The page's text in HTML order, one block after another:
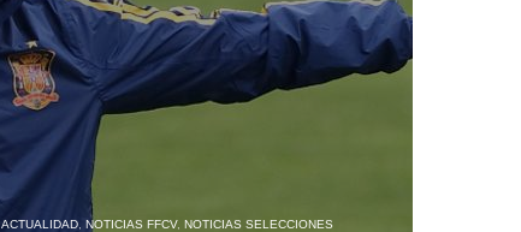
ACTUALIDAD, NOTICIAS FFCV, NOTICIAS SELECCIONES